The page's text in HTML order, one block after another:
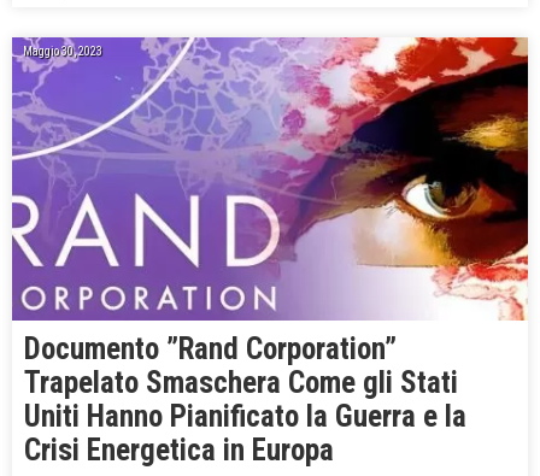
Maggio 30, 2023
Documento ”Rand Corporation”
Trapelato Smaschera Come gli Stati
Uniti Hanno Pianificato la Guerra e la
Crisi Energetica in Europa